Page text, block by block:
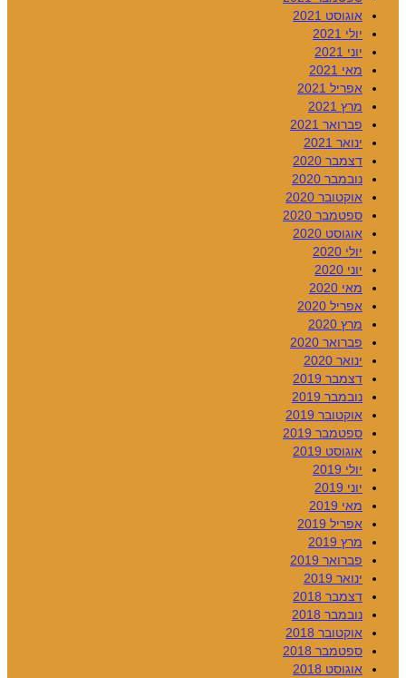
אוגוסט 2021
יולי 2021
יוני 2021
מאי 2021
אפריל 2021
מרץ 2021
פברואר 2021
ינואר 2021
דצמבר 2020
נובמבר 2020
אוקטובר 2020
ספטמבר 2020
אוגוסט 2020
יולי 2020
יוני 2020
מאי 2020
אפריל 2020
מרץ 2020
פברואר 2020
ינואר 2020
דצמבר 2019
נובמבר 2019
אוקטובר 2019
ספטמבר 2019
אוגוסט 2019
יולי 2019
יוני 2019
מאי 2019
אפריל 2019
מרץ 2019
פברואר 2019
ינואר 2019
דצמבר 2018
נובמבר 2018
אוקטובר 2018
ספטמבר 2018
אוגוסט 2018